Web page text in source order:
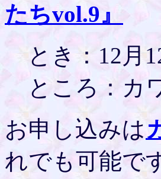
たちvol.9』
とき：12月
ところ：カ
お申し込みは
れでも可能で